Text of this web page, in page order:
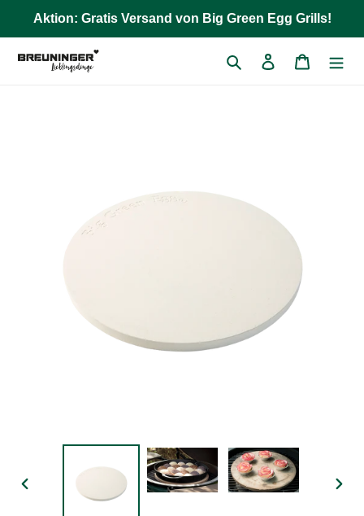
Aktion: Gratis Versand von Big Green Egg Grills!
Suchen Einloggen
VORHERIGER